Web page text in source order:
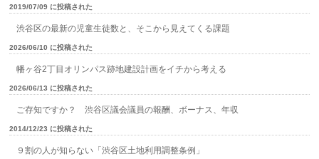
2019/07/09 に投稿された
渋谷区の最新の児童生徒数と、そこから見えてくる課題
2026/06/10 に投稿された
幡ヶ谷2丁目オリンパス跡地建設計画をイチから考える
2026/06/13 に投稿された
ご存知ですか？ 渋谷区議会議員の報酬、ボーナス、年収
2014/12/23 に投稿された
９割の人が知らない「渋谷区土地利用調整条例」